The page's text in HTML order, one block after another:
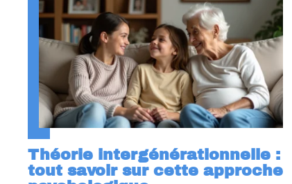
Théorie intergénérationnelle :
tout savoir sur cette approche